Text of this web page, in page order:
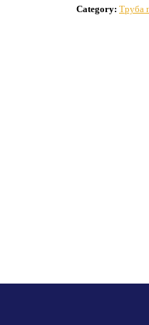
Category: Труба